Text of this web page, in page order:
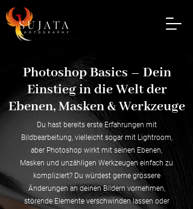
Photoshop Basics – Dein
Einstieg in die Welt der
Ebenen, Masken & Werkzeuge
Du hast bereits erste Erfahrungen mit
Bildbearbeitung, vielleicht sogar mit Lightroom,
aber Photoshop wirkt mit seinen Ebenen,
Masken und unzähligen Werkzeugen einfach zu
kompliziert? Du würdest gerne grössere
Änderungen an deinen Bildern vornehmen,
störende Elemente verschwinden lassen oder